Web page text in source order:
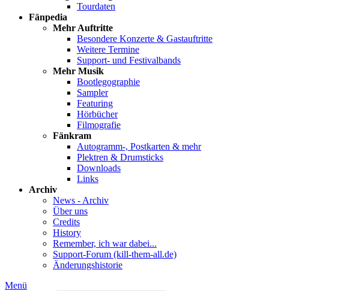
Tourdaten
Fänpedia
Mehr Auftritte
Besondere Konzerte & Gastauftritte
Weitere Termine
Support- und Festivalbands
Mehr Musik
Bootlegographie
Sampler
Featuring
Hörbücher
Filmografie
Fänkram
Autogramm-, Postkarten & mehr
Plektren & Drumsticks
Downloads
Links
Archiv
News - Archiv
Über uns
Credits
History
Remember, ich war dabei...
Support-Forum (kill-them-all.de)
Änderungshistorie
Menü